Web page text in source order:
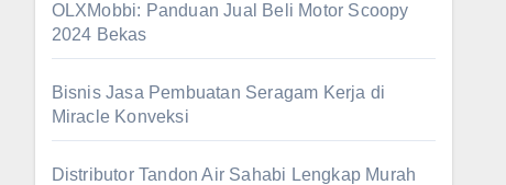
OLXMobbi: Panduan Jual Beli Motor Scoopy
2024 Bekas
Bisnis Jasa Pembuatan Seragam Kerja di
Miracle Konveksi
Distributor Tandon Air Sahabi Lengkap Murah